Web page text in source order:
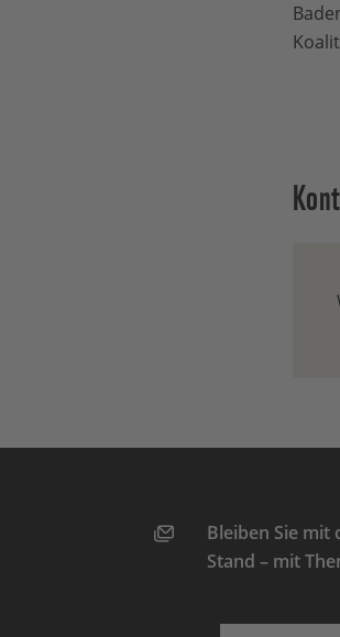
Bleiben Sie mit
Stand – mit